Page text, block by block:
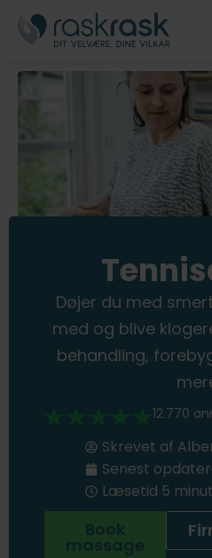
Døjer du med
med og blive
behandling,
12.770
Skrevet af
Senest
Læsetid 5
Book
massage